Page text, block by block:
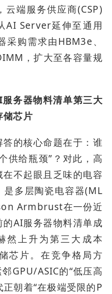
端服务供应商(CSP)
AI Server延伸至通用
购需求由HBM3e、
，扩大至各容量规
务器物料清单第三大
储芯片
的核心命题在于：谁
供给瓶颈”？对此，高
不起眼且乏味的电容
多层陶瓷电容器(ML
Armbrust在一份近
AI服务器物料清单成
然上升为第三大成本
芯片。在竞争格局方
GPU/ASIC的“低压高
朝着“在极端受限的P